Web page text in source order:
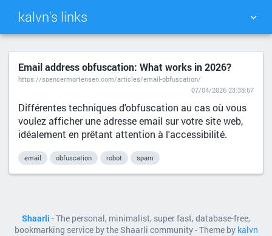
kalvn's links
TAG CLOUD PICTURE WALL
SEARCH
Email address obfuscation: What works in 2026?
https://spencermortensen.com/articles/email-obfuscation/
07/04/2026 23:38:57
Différentes techniques d'obfuscation au cas où vous
voulez afficher une adresse email sur votre site web,
idéalement en prêtant attention à l'accessibilité.
email obfuscation robot spam
Shaarli - The personal, minimalist, super fast, database-free,
bookmarking service by the Shaarli community - Theme by kalvn